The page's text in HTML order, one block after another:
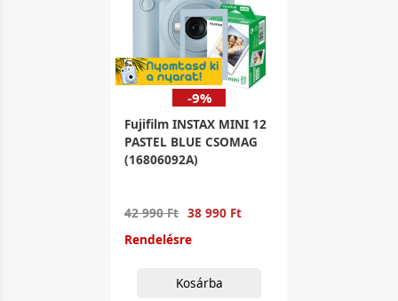
-9%
Fujifilm INSTAX MINI 12
PASTEL BLUE CSOMAG
(16806092A)
42 990 Ft 38 990 Ft
Rendelésre
Kosárba